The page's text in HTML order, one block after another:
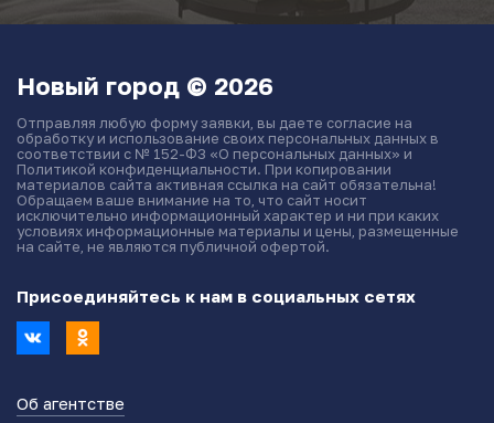
Новый город © 2026
Отправляя любую форму заявки, вы даете согласие на
обработку и использование своих персональных данных в
соответствии с № 152-ФЗ «О персональных данных» и
Политикой конфиденциальности. При копировании
материалов сайта активная ссылка на сайт обязательна!
Обращаем ваше внимание на то, что сайт носит
исключительно информационный характер и ни при каких
условиях информационные материалы и цены, размещенные
на сайте, не являются публичной офертой.
Присоединяйтесь к нам в социальных сетях
Об агентстве